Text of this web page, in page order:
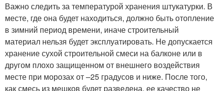
Важно следить за температурой хранения штукатурки. В
месте, где она будет находиться, должно быть отопление
в зимний период времени, иначе строительный
материал нельзя будет эксплуатировать. Не допускается
хранение сухой строительной смеси на балконе или в
другом плохо защищенном от внешнего воздействия
месте при морозах от –25 градусов и ниже. После того,
как смесь из мешков будет разведена, ее качество не